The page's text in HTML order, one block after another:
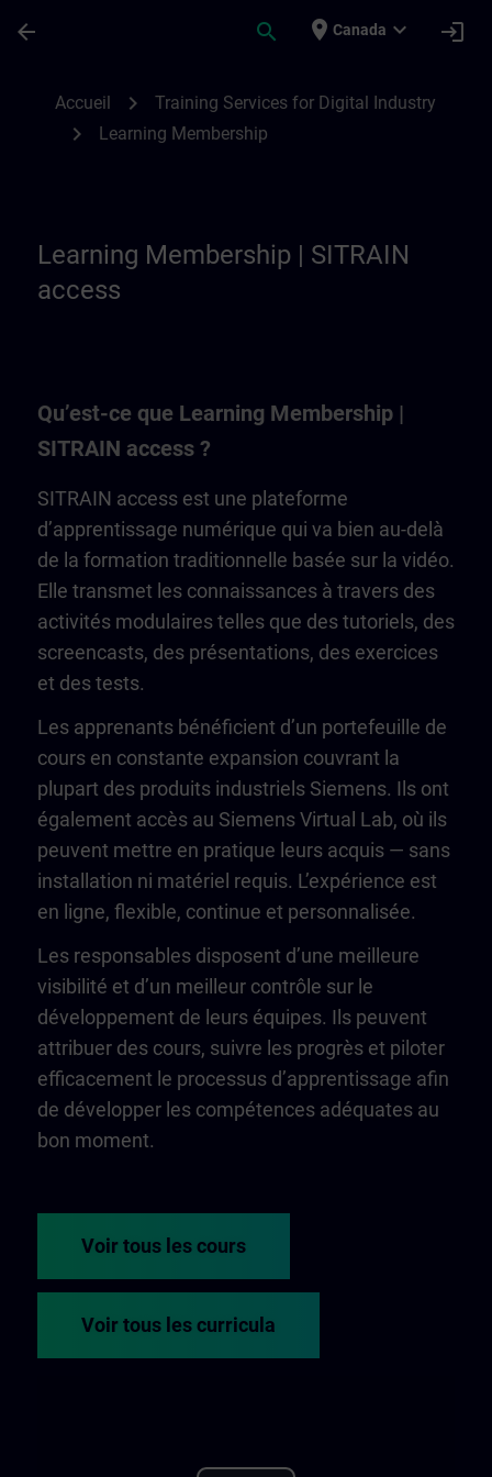
arrow_back search place Canada expand_more login
Accueil chevron_right Training Services for Digital Industry
chevron_right Learning Membership
Learning Membership | SITRAIN
access
Qu’est-ce que Learning Membership |
SITRAIN access ?
SITRAIN access est une plateforme
d’apprentissage numérique qui va bien au-delà
de la formation traditionnelle basée sur la vidéo.
Elle transmet les connaissances à travers des
activités modulaires telles que des tutoriels, des
screencasts, des présentations, des exercices
et des tests.
Les apprenants bénéficient d’un portefeuille de
cours en constante expansion couvrant la
plupart des produits industriels Siemens. Ils ont
également accès au Siemens Virtual Lab, où ils
peuvent mettre en pratique leurs acquis — sans
installation ni matériel requis. L’expérience est
en ligne, flexible, continue et personnalisée.
Les responsables disposent d’une meilleure
visibilité et d’un meilleur contrôle sur le
développement de leurs équipes. Ils peuvent
attribuer des cours, suivre les progrès et piloter
efficacement le processus d’apprentissage afin
de développer les compétences adéquates au
bon moment.
Voir tous les cours
Voir tous les curricula